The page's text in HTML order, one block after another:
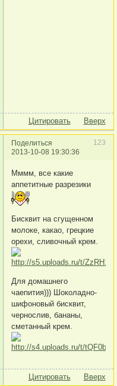
Цитировать Вверх
Поделиться
123
2013-10-08 19:30:36
Мммм, все какие
аппетитные разрезики
Бисквит на сгущенном
молоке, какао, грецкие
орехи, сливочный крем.
Для домашнего
чаепития))) Шоколадно-
шифоновый бисквит,
чернослив, бананы,
сметанный крем.
Цитировать Вверх